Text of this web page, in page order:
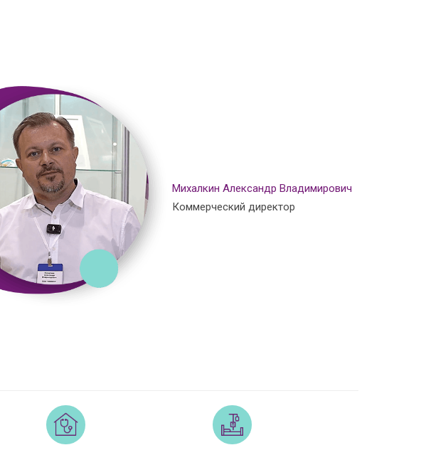
Михалкин Александр Владимирович
Коммерческий директор